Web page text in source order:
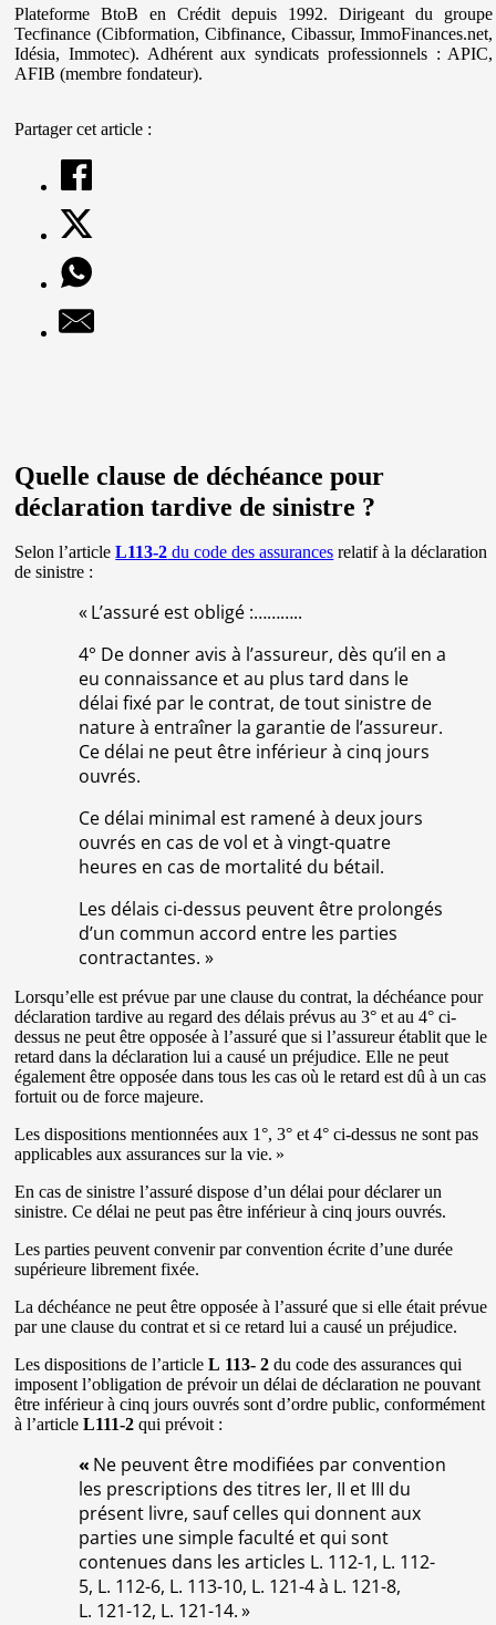
Plateforme BtoB en Crédit depuis 1992. Dirigeant du groupe
Tecfinance (Cibformation, Cibfinance, Cibassur, ImmoFinances.net,
Idésia, Immotec). Adhérent aux syndicats professionnels : APIC,
AFIB (membre fondateur).
Partager cet article :
Quelle clause de déchéance pour
déclaration tardive de sinistre ?
Selon l’articleL113-2 du code des assurances relatif à la déclaration
de sinistre :
« L’assuré est obligé :………..
4° De donner avis à l’assureur, dès qu’il en a
eu connaissance et au plus tard dans le
délai fixé par le contrat, de tout sinistre de
nature à entraîner la garantie de l’assureur.
Ce délai ne peut être inférieur à cinq jours
ouvrés.
Ce délai minimal est ramené à deux jours
ouvrés en cas de vol et à vingt-quatre
heures en cas de mortalité du bétail.
Les délais ci-dessus peuvent être prolongés
d’un commun accord entre les parties
contractantes. »
Lorsqu’elle est prévue par une clause du contrat, la déchéance pour
déclaration tardive au regard des délais prévus au 3° et au 4° ci-
dessus ne peut être opposée à l’assuré que si l’assureur établit que le
retard dans la déclaration lui a causé un préjudice. Elle ne peut
également être opposée dans tous les cas où le retard est dû à un cas
fortuit ou de force majeure.
Les dispositions mentionnées aux 1°, 3° et 4° ci-dessus ne sont pas
applicables aux assurances sur la vie. »
En cas de sinistre l’assuré dispose d’un délai pour déclarer un
sinistre. Ce délai ne peut pas être inférieur à cinq jours ouvrés.
Les parties peuvent convenir par convention écrite d’une durée
supérieure librement fixée.
La déchéance ne peut être opposée à l’assuré que si elle était prévue
par une clause du contrat et si ce retard lui a causé un préjudice.
Les dispositions de l’articleL 113- 2du code des assurances qui
imposent l’obligation de prévoir un délai de déclaration ne pouvant
être inférieur à cinq jours ouvrés sont d’ordre public, conformément
à l’article L111-2qui prévoit :
« Ne peuvent être modifiées par convention
les prescriptions des titres Ier, II et III du
présent livre, sauf celles qui donnent aux
parties une simple faculté et qui sont
contenues dans les articles L. 112-1, L. 112-
5, L. 112-6, L. 113-10, L. 121-4 à L. 121-8,
L. 121-12, L. 121-14. »